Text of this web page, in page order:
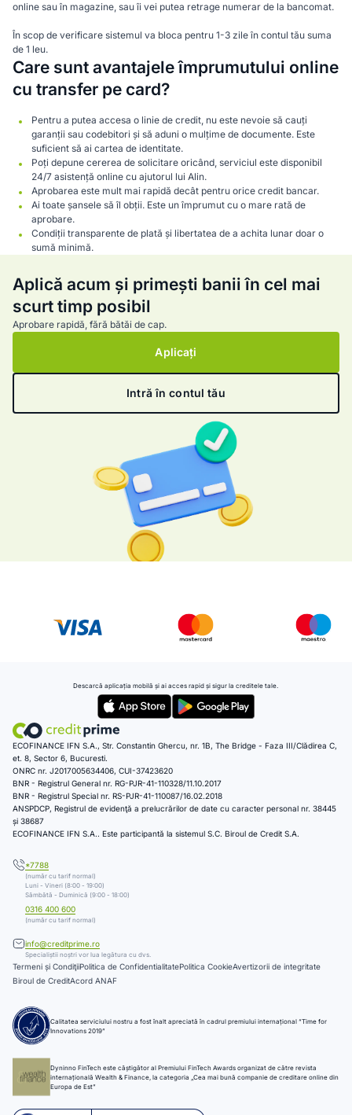
online sau în magazine, sau îi vei putea retrage numerar de la bancomat.
În scop de verificare sistemul va bloca pentru 1-3 zile în contul tău suma
de 1 leu.
Care sunt avantajele împrumutului online
cu transfer pe card?
Pentru a putea accesa o linie de credit, nu este nevoie să cauți
garanții sau codebitori și să aduni o mulțime de documente. Este
suficient să ai cartea de identitate.
Poți depune cererea de solicitare oricând, serviciul este disponibil
24/7 asistență online cu ajutorul lui Alin.
Aprobarea este mult mai rapidă decât pentru orice credit bancar.
Ai toate șansele să îl obții. Este un împrumut cu o mare rată de
aprobare.
Condiții transparente de plată și libertatea de a achita lunar doar o
sumă minimă.
Aplică acum și primești banii în cel mai
scurt timp posibil
Aprobare rapidă, fără bătăi de cap.
Aplicați
Intră în contul tău
ECOFINANCE IFN S.A., Str. Constantin Ghercu, nr. 1B, The Bridge - Faza III/Clădirea C,
et. 8, Sector 6, Bucuresti.
ONRC nr. J2017005634406, CUI-37423620
BNR - Registrul General nr. RG-PJR-41-110328/11.10.2017
BNR - Registrul Special nr. RS-PJR-41-110087/16.02.2018
ANSPDCP, Registrul de evidenţă a prelucrărilor de date cu caracter personal nr. 38445
și 38687
ECOFINANCE IFN S.A.. Este participantă la sistemul S.C. Biroul de Credit S.A.
Descarcă aplicația mobilă și ai acces rapid și sigur la creditele tale.
*7788
(număr cu tarif normal)
Luni - Vineri (8:00 - 19:00)
Sâmbătă - Duminică (9:00 - 18:00)
0316 400 600
(număr cu tarif normal)
info@creditprime.ro
Specialiștii noștri vor lua legătura cu dvs.
Termeni și CondiţiiPolitica de ConfidentialitatePolitica CookieAvertizorii de integritate
Biroul de CreditAcord ANAF
Calitatea serviciului nostru a fost înalt apreciată în cadrul premiului internațional “Time for
Innovations 2019”
Dyninno FinTech este câștigător al Premiului FinTech Awards organizat de către revista
internațională Wealth & Finance, la categoria „Cea mai bună companie de creditare online din
Europa de Est”